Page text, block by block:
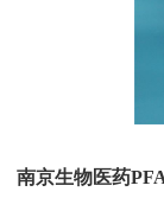
南京生物医药